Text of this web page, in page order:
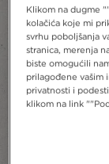
Klikom na dugme
kolačića koje mi
svrhu poboljšanja
stranica, merenja
biste omogućili
prilagođene vašim
privatnosti i
klikom na link